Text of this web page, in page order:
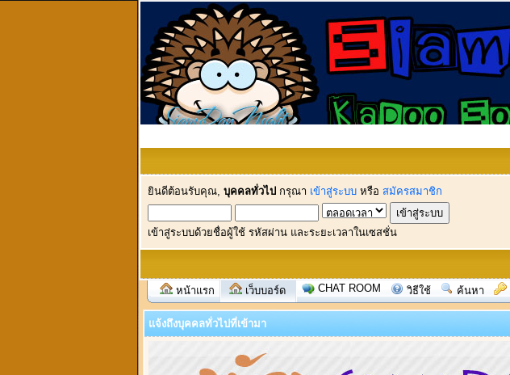
ยินดีต้อนรับคุณ, บุคคลทั่วไป กรุณา เข้าสู่ระบบ หรือ สมัครสมาชิก
เข้าสู่ระบบด้วยชื่อผู้ใช้ รหัสผ่าน และระยะเวลาในเซสชั่น
หน้าแรก เว็บบอร์ด CHAT ROOM วิธีใช้ ค้นหา
แจ้งถึงบุคคลทั่วไปที่เข้ามา